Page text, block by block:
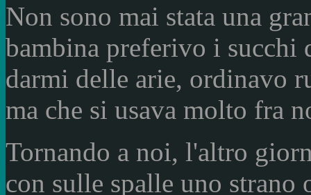
Non sono mai stata una
bambina preferivo i
darmi delle arie, ordinavo
ma che si usava molto fra
Tornando a noi, l'altro
con sulle spalle uno strano